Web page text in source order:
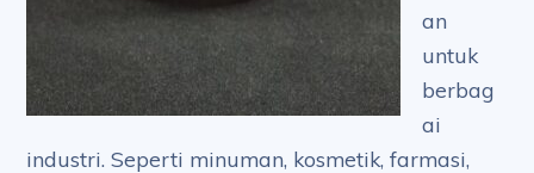
an
untuk
berbag
ai
industri. Seperti minuman, kosmetik, farmasi,